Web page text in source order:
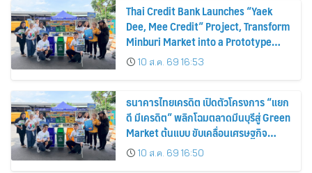
Thai Credit Bank Launches “Yaek
Dee, Mee Credit” Project, Transform
Minburi Market into a Prototype
Green Market, Driving the Circular
Economy and Turning Waste into
Extra Income for Vendors
10 ส.ค. 69 16:53
ธนาคารไทยเครดิต เปิดตัวโครงการ “แยก
ดี มีเครดิต” พลิกโฉมตลาดมีนบุรีสู่ Green
Market ต้นแบบ ขับเคลื่อนเศรษฐกิจ
หมุนเวียน พลิกขยะสร้างรายได้เสริมให้ผู้
ค้า
10 ส.ค. 69 16:50